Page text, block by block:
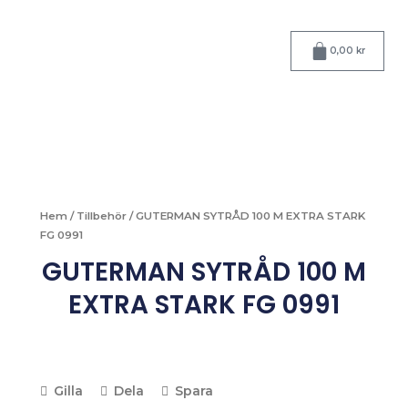
0,00 kr
Varukorg
Hem / Tillbehör / GUTERMAN SYTRÅD 100 M EXTRA STARK
FG 0991
GUTERMAN SYTRÅD 100 M
EXTRA STARK FG 0991
Gilla Dela Spara